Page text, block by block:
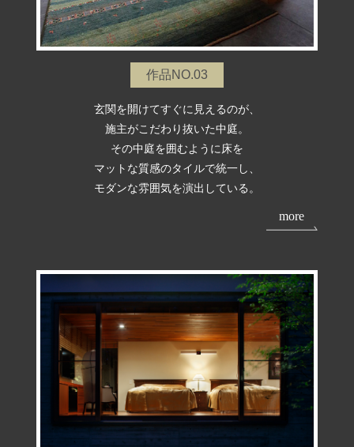
作品NO.03
玄関を開けてすぐに見えるのが、
施主がこだわり抜いた中庭。
その中庭を囲むように床を
マットな質感のタイルで統一し、
モダンな雰囲気を演出している。
more